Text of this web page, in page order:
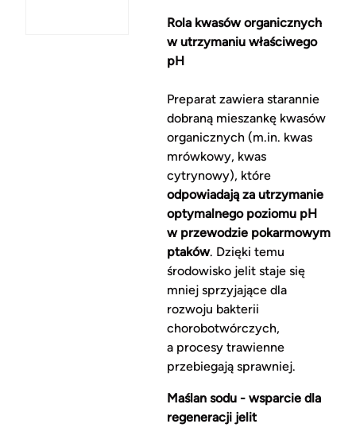
Rola kwasów organicznych
w utrzymaniu właściwego
pH
Preparat zawiera starannie
dobraną mieszankę kwasów
organicznych (m.in. kwas
mrówkowy, kwas
cytrynowy), które
odpowiadają za utrzymanie
optymalnego poziomu pH
w przewodzie pokarmowym
ptaków. Dzięki temu
środowisko jelit staje się
mniej sprzyjające dla
rozwoju bakterii
chorobotwórczych,
a procesy trawienne
przebiegają sprawniej.
Maślan sodu - wsparcie dla
regeneracji jelit